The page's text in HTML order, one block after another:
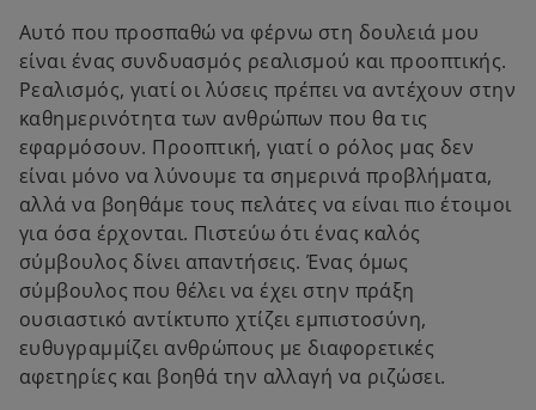
Αυτό που προσπαθώ να φέρνω στη δουλειά μου
είναι ένας συνδυασμός ρεαλισμού και προοπτικής.
Ρεαλισμός, γιατί οι λύσεις πρέπει να αντέχουν στην
καθημερινότητα των ανθρώπων που θα τις
εφαρμόσουν. Προοπτική, γιατί ο ρόλος μας δεν
είναι μόνο να λύνουμε τα σημερινά προβλήματα,
αλλά να βοηθάμε τους πελάτες να είναι πιο έτοιμοι
για όσα έρχονται. Πιστεύω ότι ένας καλός
σύμβουλος δίνει απαντήσεις. Ένας όμως
σύμβουλος που θέλει να έχει στην πράξη
ουσιαστικό αντίκτυπο χτίζει εμπιστοσύνη,
ευθυγραμμίζει ανθρώπους με διαφορετικές
αφετηρίες και βοηθά την αλλαγή να ριζώσει.